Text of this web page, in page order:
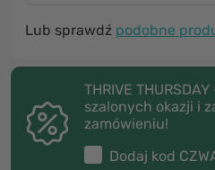
Lub sprawdź podobne
THRIVE
szalonych okazji i
zamówieniu!
Dodaj kod